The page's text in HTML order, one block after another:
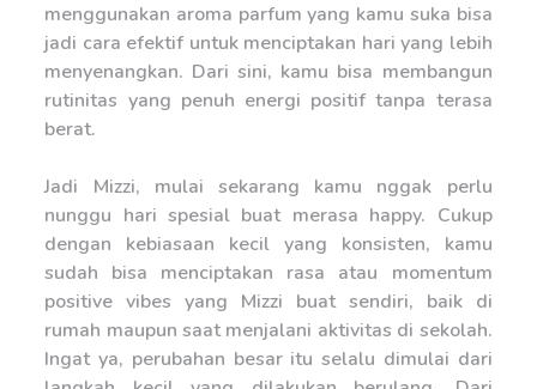
menggunakan aroma parfum yang kamu suka bisa
jadi cara efektif untuk menciptakan hari yang lebih
menyenangkan. Dari sini, kamu bisa membangun
rutinitas yang penuh energi positif tanpa terasa
berat.
Jadi Mizzi, mulai sekarang kamu nggak perlu
nunggu hari spesial buat merasa happy. Cukup
dengan kebiasaan kecil yang konsisten, kamu
sudah bisa menciptakan rasa atau momentum
positive vibes yang Mizzi buat sendiri, baik di
rumah maupun saat menjalani aktivitas di sekolah.
Ingat ya, perubahan besar itu selalu dimulai dari